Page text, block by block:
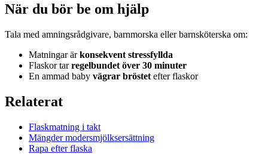
När du bör be om hjälp
Tala med amningsrådgivare, barnmorska eller barnsköterska om:
Matningar ärkonsekvent stressfyllda
Flaskor tarregelbundet över 30 minuter
En ammad baby vägrar bröstet efter flaskor
Relaterat
Flaskmatning i takt
Mängder modersmjölksersättning
Rapa efter flaska